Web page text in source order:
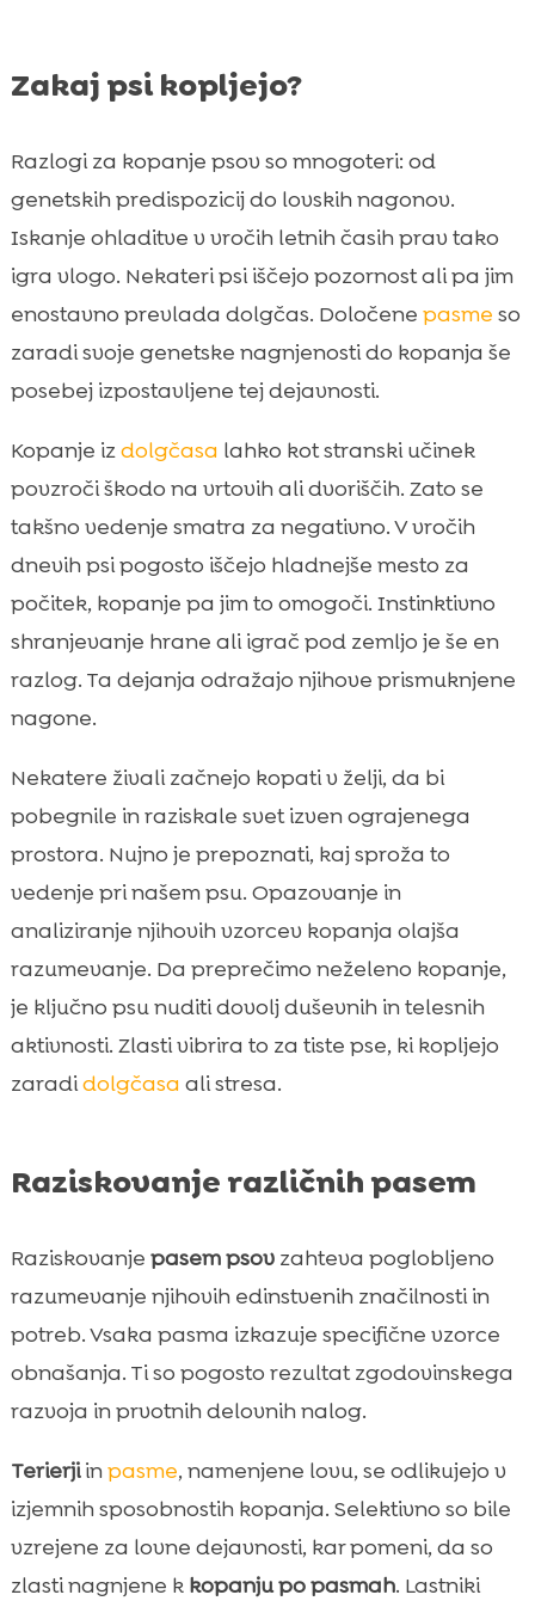
Zakaj psi kopljejo?
Razlogi za kopanje psov so mnogoteri: od
genetskih predispozicij do lovskih nagonov.
Iskanje ohladitve v vročih letnih časih prav tako
igra vlogo. Nekateri psi iščejo pozornost ali pa jim
enostavno prevlada dolgčas. Določene pasme so
zaradi svoje genetske nagnjenosti do kopanja še
posebej izpostavljene tej dejavnosti.
Kopanje izdolgčasa lahko kot stranski učinek
povzroči škodo na vrtovih ali dvoriščih. Zato se
takšno vedenje smatra za negativno. V vročih
dnevih psi pogosto iščejo hladnejše mesto za
počitek, kopanje pa jim to omogoči. Instinktivno
shranjevanje hrane ali igrač pod zemljo je še en
razlog. Ta dejanja odražajo njihove prismuknjene
nagone.
Nekatere živali začnejo kopati v želji, da bi
pobegnile in raziskale svet izven ograjenega
prostora. Nujno je prepoznati, kaj sproža to
vedenje pri našem psu. Opazovanje in
analiziranje njihovih vzorcev kopanja olajša
razumevanje. Da preprečimo neželeno kopanje,
je ključno psu nuditi dovolj duševnih in telesnih
aktivnosti. Zlasti vibrira to za tiste pse, ki kopljejo
zaradidolgčasa ali stresa.
Raziskovanje različnih pasem
Raziskovanje pasem psovzahteva poglobljeno
razumevanje njihovih edinstvenih značilnosti in
potreb. Vsaka pasma izkazuje specifične vzorce
obnašanja. Ti so pogosto rezultat zgodovinskega
razvoja in prvotnih delovnih nalog.
Terierjiinpasme, namenjene lovu, se odlikujejo v
izjemnih sposobnostih kopanja. Selektivno so bile
vzrejene za lovne dejavnosti, kar pomeni, da so
zlasti nagnjene k kopanju po pasmah. Lastniki